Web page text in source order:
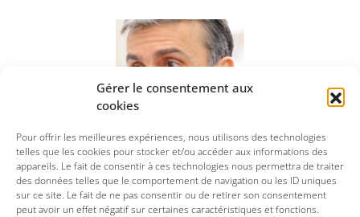
Gérer le consentement aux
cookies
Pour offrir les meilleures expériences, nous utilisons des technologies
telles que les cookies pour stocker et/ou accéder aux informations des
appareils. Le fait de consentir à ces technologies nous permettra de traiter
des données telles que le comportement de navigation ou les ID uniques
sur ce site. Le fait de ne pas consentir ou de retirer son consentement
peut avoir un effet négatif sur certaines caractéristiques et fonctions.
Xavier Hua
Délégué général ECR France